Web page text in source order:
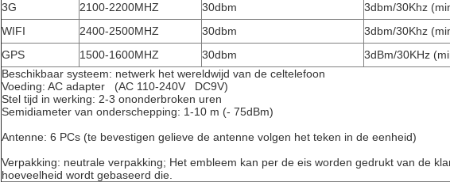
3G
2100-2200MHZ 30dbm
3dbm/30Khz
WIFI
2400-2500MHZ 30dbm
3dbm/30Khz
GPS
1500-1600MHZ 30dbm
3dBm/30KHz
Beschikbaar systeem: netwerk het wereldwijd van de celtelefoon
Voeding: AC adapter (AC 110-240V DC9V)
Stel tijd in werking: 2-3 ononderbroken uren
Semidiameter van onderschepping: 1-10 m (- 75dBm)
Antenne: 6 PCs (te bevestigen gelieve de antenne volgen het teken in de eenheid)
Verpakking: neutrale verpakking; Het embleem kan per de eis worden gedrukt van de
hoeveelheid wordt gebaseerd die.